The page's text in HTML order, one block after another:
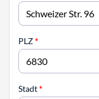
PLZ*
Stadt*